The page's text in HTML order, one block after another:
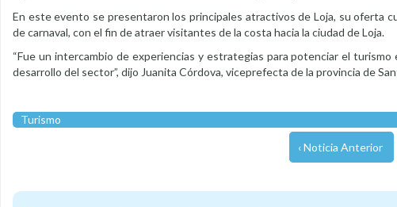
En este evento se presentaron los principales atractivos de Loja, su oferta
de carnaval, con el fin de atraer visitantes de la costa hacia la ciudad de Loja.
“Fue un intercambio de experiencias y estrategias para potenciar el
desarrollo del sector”, dijo Juanita Córdova, viceprefecta de la provincia de
Turismo
‹ Noticia Anterior